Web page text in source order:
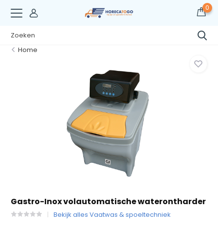
0
Home
Gastro-Inox volautomatische waterontharder
Bekijk alles Vaatwas & spoeltechniek